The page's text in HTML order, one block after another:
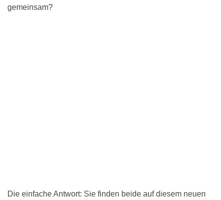
gemeinsam?
Die einfache Antwort: Sie finden beide auf diesem neuen